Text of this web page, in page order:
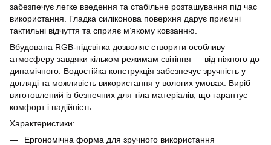
забезпечує легке введення та стабільне розташування під час
використання. Гладка силіконова поверхня дарує приємні
тактильні відчуття та сприяє м’якому ковзанню.
Вбудована RGB-підсвітка дозволяє створити особливу
атмосферу завдяки кільком режимам світіння — від ніжного до
динамічного. Водостійка конструкція забезпечує зручність у
догляді та можливість використання у вологих умовах. Виріб
виготовлений із безпечних для тіла матеріалів, що гарантує
комфорт і надійність.
Характеристики:
Ергономічна форма для зручного використання